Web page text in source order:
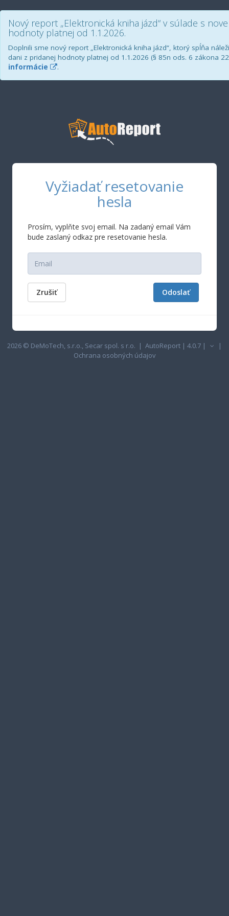
Nový report „Elektronická kniha jázd“ v súlade s
hodnoty platnej od 1.1.2026.
Doplnili sme nový report „Elektronická kniha jázd“, ktorý spĺňa
dani z pridanej hodnoty platnej od 1.1.2026 (§ 85n ods. 6 zákona
informácie
.
Vyžiadať resetovanie
hesla
Prosím, vyplňte svoj email. Na zadaný email Vám
bude zaslaný odkaz pre resetovanie hesla.
Odoslať
Zrušiť
2026 © DeMoTech, s.r.o., Secar spol. s r.o. | AutoReport | 4.0.7 |
|
Ochrana osobných údajov